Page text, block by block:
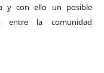
y con ello un posible
la comunidad